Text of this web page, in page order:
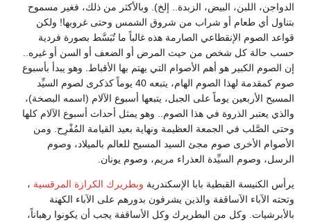
الدواجن، اللبن، البيض، الزبدة.. إلخ). وبالأكثر من ذلك، فغير مسموح
بتناول أي طعام أو شراب من شروق الشمس وحتى غروبها! ولكن
قواعد الصوم الإنقطاعي الصارمة هذه غالباً ما تُبَسَّط بصورة فردية
حسب حالة كل شخص من حيث المرض أو الضعف أو السن أو غيره..
إن الصوم الكبير هو أهم الأصوام التي يهتم بها الأقباط. وهو يبدأ بأسبوع
صوم كمقدمة لهذا الصوم الهام، يتبعه 40 يوماً كذكرى لصوم السيِّد
المسيح الأربعين يوماً على الجبل، يتبعها أسبوع الآلام (اسمه البصخة)،
والذي يعتبر الذروة في هذا الصوم.. وهو يمثل أحداث أسبوع الآلام كلها
وحتى الصَّلب في الجمعة العظيمة ونهاية بعيد القيامة المُفْرِح. ومن
الأصوام الأخرى صوم مجئ السيد المسيح للعالم بالميلاد، وصوم
الرسل، وصوم السيِّدة العذراء مريم، وصوم يونان.
يرأس الكنيسة القبطية بابا الإسكندرية وبطريرك الكرازة المرقسية ،
وتحته الآباء الآساقفة والذين يشرفون بدورهم على الآباء الكهنة
بالأبرشيات. وكل من البطريرك وكل الأساقفة يجب أن يكونوا رهباناً،